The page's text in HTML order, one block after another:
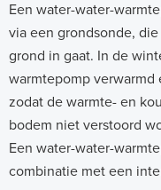
Een water-water-
via een grondsonde,
grond in gaat. In de
warmtepomp
zodat de warmte- en
bodem niet verstoord
Een water-water-
combinatie met een